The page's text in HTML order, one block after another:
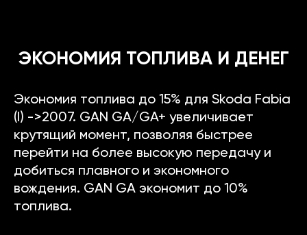
ЭКОНОМИЯ ТОПЛИВА И ДЕНЕГ
Экономия топлива до 15% для Skoda Fabia
(I) ->2007. GAN GA/GA+ увеличивает
крутящий момент, позволяя быстрее
перейти на более высокую передачу и
добиться плавного и экономного
вождения. GAN GA экономит до 10%
топлива.